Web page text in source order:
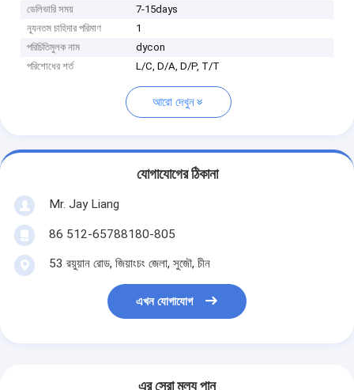
ডেলিভারি সময়
7-15days
ন্যূনতম চাহিদার পরিমাণ
1
পরিচিতিমুলক নাম
dycon
পরিশোধের শর্ত
L/C, D/A, D/P, T/T
আরো দেখুন
যোগাযোগের ঠিকানা
Mr. Jay Liang
86 512-65788180-805
53 রয়ুয়ান রোড, জিয়াংচং জেলা, সুজৌ, চীন
এখন যোগাযোগ
এর সেরা মূল্য পান